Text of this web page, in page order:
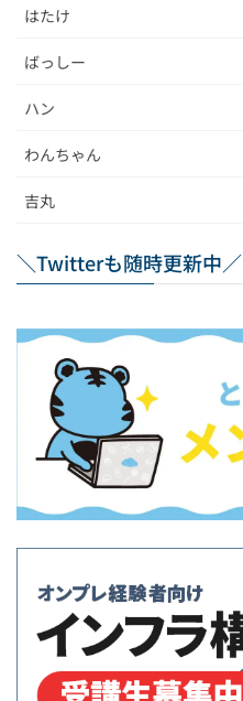
はたけ
ばっしー
ハン
わんちゃん
吉丸
＼Twitterも随時更新中／